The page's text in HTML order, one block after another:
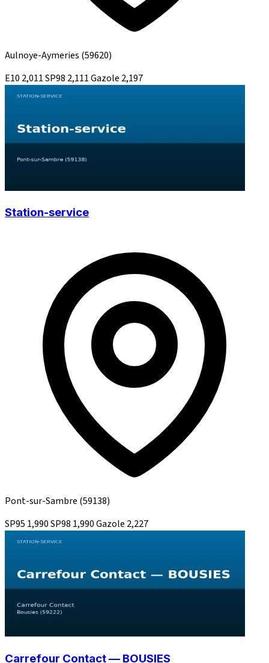
Aulnoye-Aymeries (59620)
E10 2,011SP98 2,111Gazole 2,197
Station-service
Pont-sur-Sambre (59138)
SP95 1,990SP98 1,990Gazole 2,227
Carrefour Contact — BOUSIES